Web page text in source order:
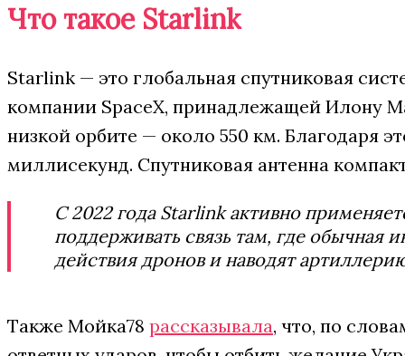
Что такое Starlink
Starlink — это глобальная спутниковая
компании SpaceX, принадлежащей Илону
низкой орбите — около 550 км. Благодаря
миллисекунд. Спутниковая антенна
С 2022 года Starlink активно
поддерживать связь там, где обычная
действия дронов и наводят
Также Мойка78 рассказывала, что, по